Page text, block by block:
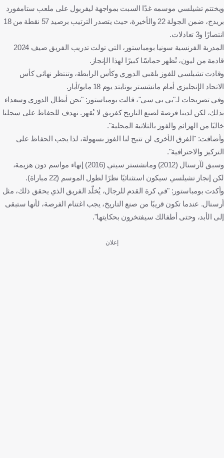
ويختتم تشيلسي موسمه غدًا السبت بمواجهة ليفربول على ملعب ستامفورد
بريدج، ضمن الجولة 22 والأخيرة، حيث يتصدر الترتيب برصيد 57 نقطة من 18
انتصارًا و3 تعادلات.
المدربة الفرنسية سونيا بومباستور، التي تولت تدريب الفريق صيف 2024
قادمة من ليون، تُظهر حماسًا كبيرًا لهذا الإنجاز.
وقادت تشيلسي للفوز بلقبي الدوري وكأس الرابطة، وتنتظر نهائي كأس
الاتحاد الإنجليزي أمام مانشستر يونايتد يوم 18 مايو/أيار.
وفي تصريحات لـ"بي بي سي"، قالت بومباستور: "نحن أبطال الدوري وسعداء
بذلك، لكن لدينا فرصة لصنع التاريخ كفريق لا يُقهر. نهدف للحفاظ على سجلنا
خاليًا من الهزائم والفوز بالثلاثية المحلية".
وأضافت: "الفرق الأخرى لن تتيح لنا الفوز بسهولة، لذا يجب الحفاظ على
التركيز والاحترافية".
وسبق لآرسنال (2012) ومانشستر سيتي (2016) إنهاء مواسم دون هزيمة،
لكن إنجاز تشيلسي سيكون استثنائيًا نظرًا لطول الموسم (22 مباراة).
وأكدت بومباستور: "في كرة القدم للرجال، يُخلّد الفريق الذي يحقق ذلك، مثل
أرسنال. عندما تكون قريبًا من صنع التاريخ، يجب اغتنام الفرصة، لأنها ستبقى
إلى الأبد، وحتى أطفالك سيفتخرون بحكايتها".
إعلان